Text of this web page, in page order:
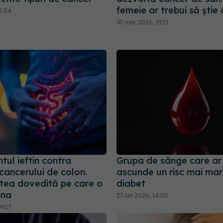
femeie ar trebui să știe
30 mar 2026, 19:15
ieftin contra
de colon.
dovedită pe care o
Grupa de sânge care
ascunde un risc mai
diabet
27 iun 2026, 14:00